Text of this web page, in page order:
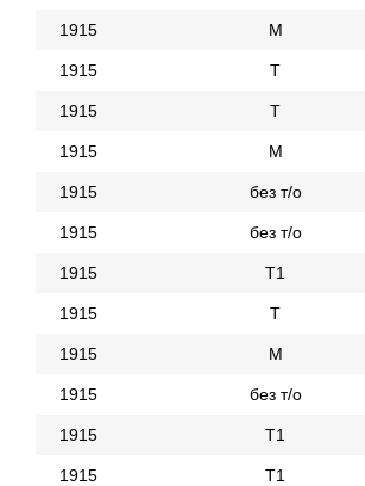
1915 М
1915 Т
1915 Т
1915 М
1915 без т/о
1915 без т/о
1915 Т1
1915 Т
1915 М
1915 без т/о
1915 Т1
1915 Т1